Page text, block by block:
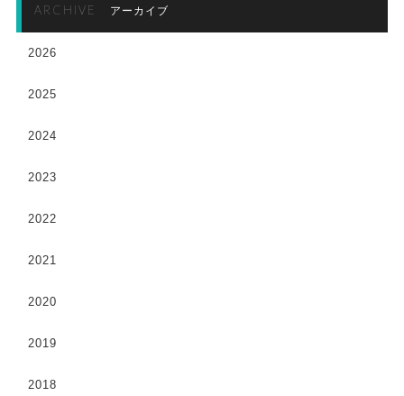
ARCHIVE アーカイブ
2026
2025
2024
2023
2022
2021
2020
2019
2018